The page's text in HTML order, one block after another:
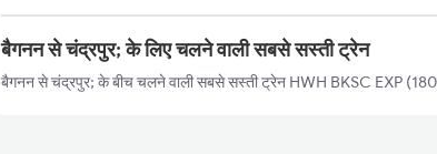
बैगनन से चंद्रपुर; के लिए चलने वाली सबसे सस्ती ट्रेन
बैगनन से चंद्रपुर; के बीच चलने वाली सबसे सस्ती ट्रेन HWH BKSC EXP